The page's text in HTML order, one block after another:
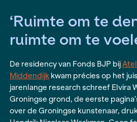
‘Ruimte om te
ruimte om te
De residency van Fonds
Middendijkkwam précies